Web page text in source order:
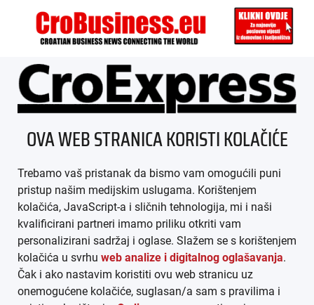
ÜBER UNS
IMPRESSUM
AGB
DATENSCHUTZ
MEDIADATEN
ARHIVA (PDF)
OVA WEB STRANICA KORISTI KOLAČIĆE
Trebamo vaš pristanak da bismo vam omogućili puni
pristup našim medijskim uslugama. Korištenjem
kolačića, JavaScript-a i sličnih tehnologija, mi i naši
kvalificirani partneri imamo priliku otkriti vam
personalizirani sadržaj i oglase. Slažem se s korištenjem
kolačića u svrhu web analize i digitalnog oglašavanja.
Čak i ako nastavim koristiti ovu web stranicu uz
onemogućene kolačiće, suglasan/a sam s pravilima i